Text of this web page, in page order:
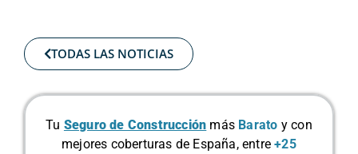
TODAS LAS NOTICIAS
Tu Seguro de Construcción más Barato y con
mejores coberturas de España, entre+25